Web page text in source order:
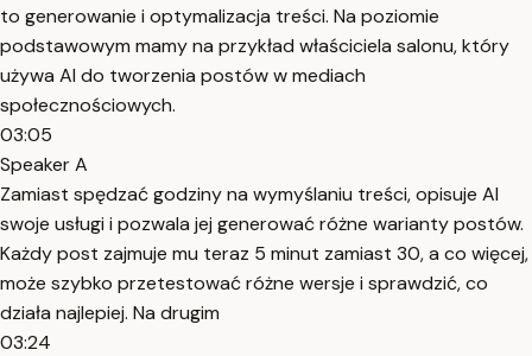
to generowanie i optymalizacja treści. Na poziomie
podstawowym mamy na przykład właściciela salonu, który
używa AI do tworzenia postów w mediach
społecznościowych.
03:05
Speaker A
Zamiast spędzać godziny na wymyślaniu treści, opisuje AI
swoje usługi i pozwala jej generować różne warianty postów.
Każdy post zajmuje mu teraz 5 minut zamiast 30, a co więcej,
może szybko przetestować różne wersje i sprawdzić, co
działa najlepiej. Na drugim
03:24